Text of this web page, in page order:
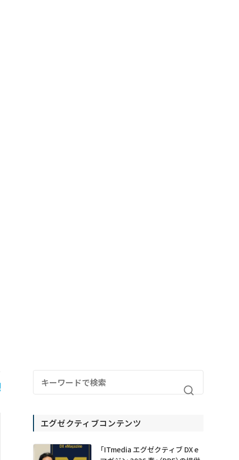
エグゼクティブコンテンツ
「ITmedia エグゼクティブ DX e